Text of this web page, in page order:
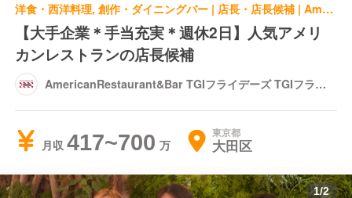
洋食・西洋料理, 創作・ダイニングバー | 店長・店長候補 | AmericanRestaurant&Bar TGIフライデーズ TGIフライデーズ ※全国用
【大手企業＊手当充実＊週休2日】人気アメリ
カンレストランの店長候補
AmericanRestaurant&Bar TGIフライデーズ TGIフライ
月収 417~700 東京都
大田区
1/2